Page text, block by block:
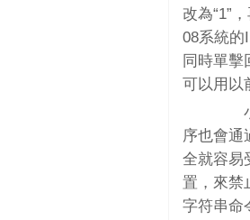
改為“1”
08系統的
同時單擊
可以用以
小
序也會通
全就容易
置，來禁
字符串命